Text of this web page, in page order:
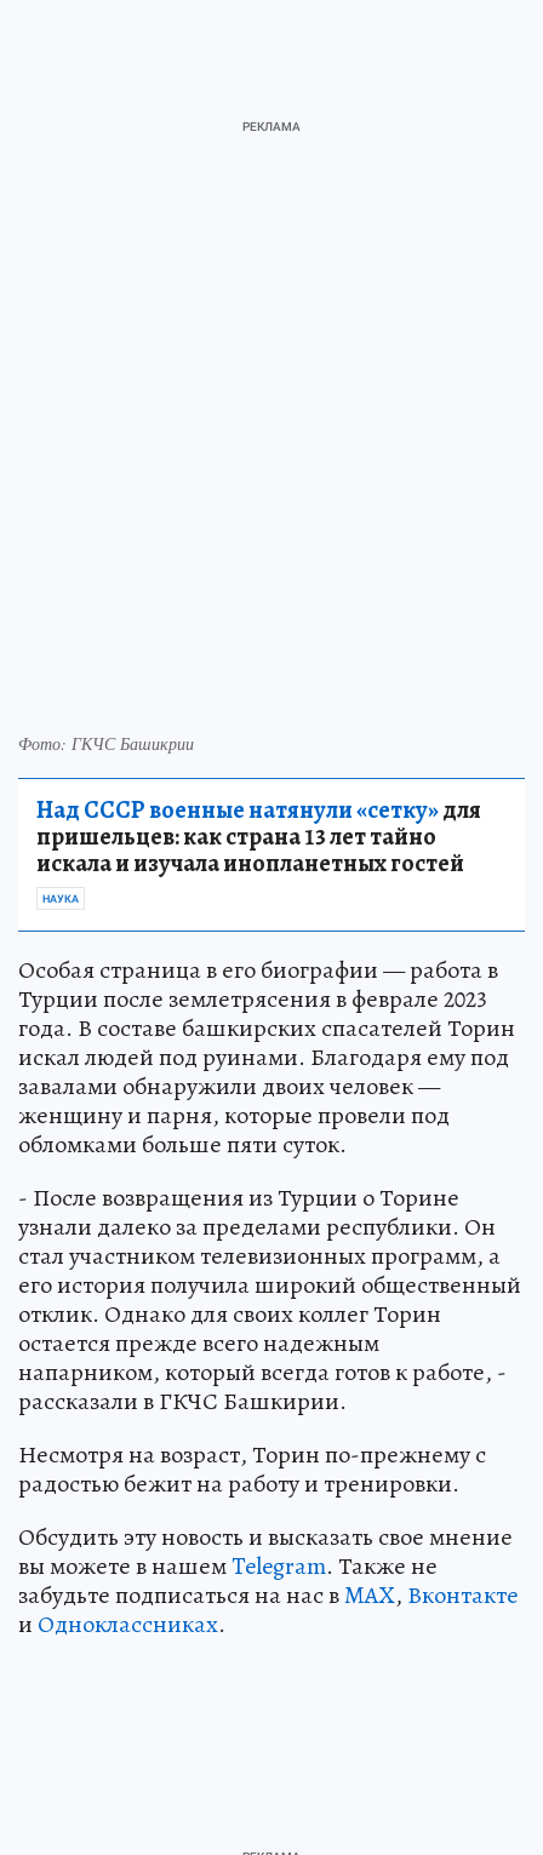
Фото: ГКЧС Башикрии
Над СССР военные натянули «сетку»для
пришельцев: как страна 13 лет тайно
искала и изучала инопланетных гостей
НАУКА
Особая страница в его биографии — работа в
Турции после землетрясения в феврале 2023
года. В составе башкирских спасателей Торин
искал людей под руинами. Благодаря ему под
завалами обнаружили двоих человек —
женщину и парня, которые провели под
обломками больше пяти суток.
- После возвращения из Турции о Торине
узнали далеко за пределами республики. Он
стал участником телевизионных программ, а
его история получила широкий общественный
отклик. Однако для своих коллег Торин
остается прежде всего надежным
напарником, который всегда готов к работе, -
рассказали в ГКЧС Башкирии.
Несмотря на возраст, Торин по-прежнему с
радостью бежит на работу и тренировки.
Обсудить эту новость и высказать свое мнение
вы можете в нашемTelegram. Также не
забудьте подписаться на нас вMAX, Вконтакте
и Одноклассниках.